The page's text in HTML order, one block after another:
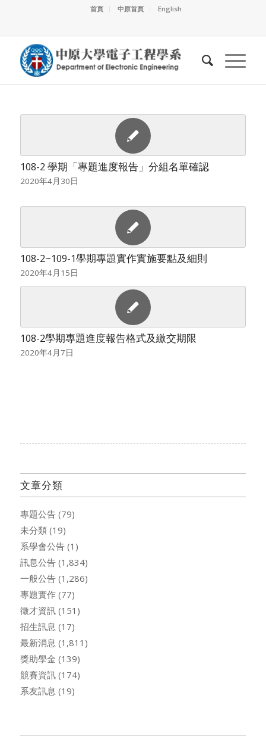
首頁 中原首頁 English
108-2 學期「專題進度報告」分組名單確認
2020年4月30日
108-2~109-1學期專題實作實施要點及細則
2020年4月15日
108-2學期專題進度報告格式及繳交期限
2020年4月7日
文章分類
專題公告(79)
未分類(19)
系學會公告(1)
訊息公告(1,834)
一般公告(1,286)
專題實作(77)
徵才資訊(151)
招生訊息 (17)
最新消息 (1,811)
獎助學金 (139)
競賽資訊(174)
系友訊息 (19)